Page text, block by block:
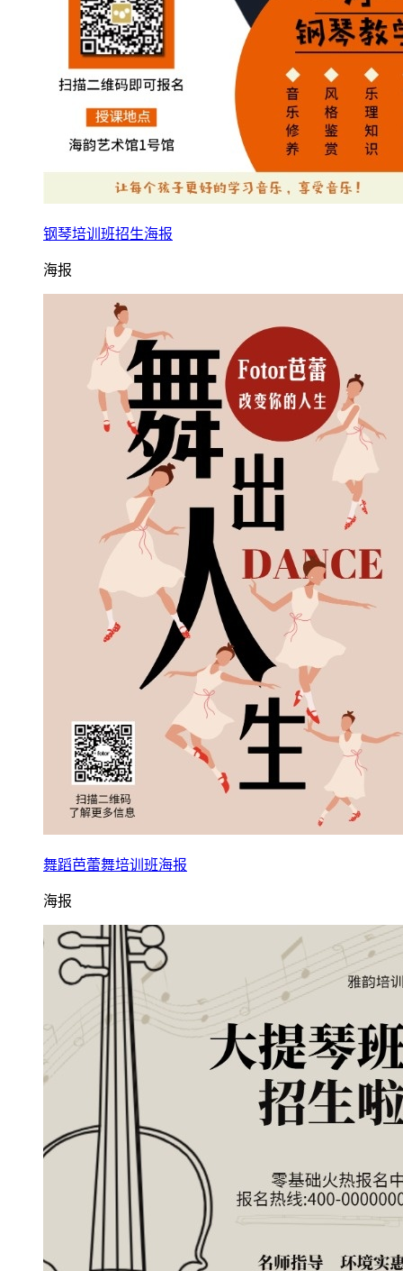
钢琴培训班招生海报
海报
舞蹈芭蕾舞培训班海报
海报